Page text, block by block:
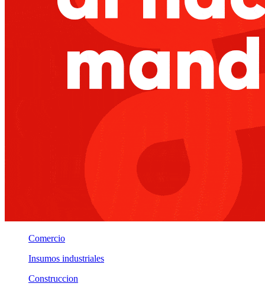
Comercio
Insumos industriales
Construccion